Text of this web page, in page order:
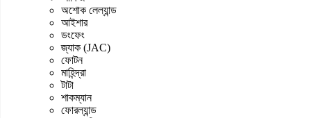
অশোক লেল্যান্ড
আইশার
ডংফেং
জ্যাক (JAC)
ফোটন
মাহিন্দ্রা
টাটা
শাকম্যান
ফোরল্যান্ড